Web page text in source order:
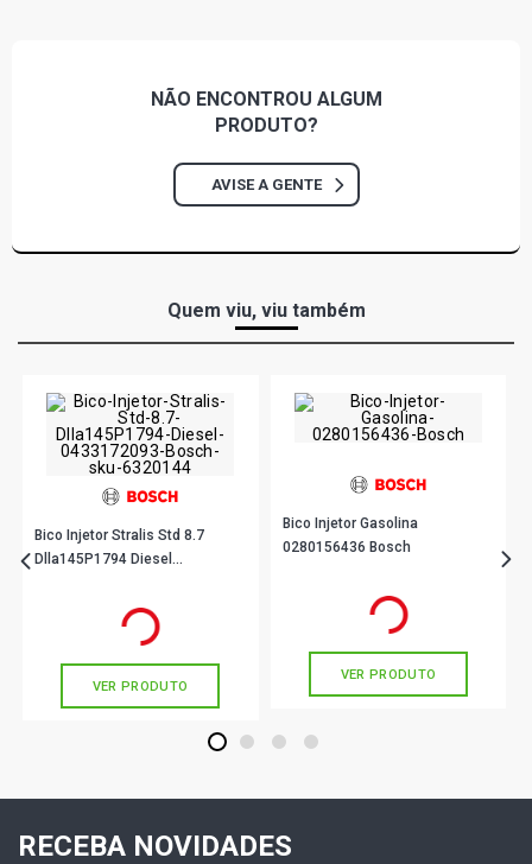
NÃO ENCONTROU ALGUM
PRODUTO?
AVISE A GENTE
Quem viu, viu também
Bico Injetor Stralis Std 8.7
Dlla145P1794 Diesel
em até 10x de
VER PRODUTO
Bico Injetor Gasolina
0280156436 Bosch
em até 6x de
VER PRODUTO
1 2 3 4
RECEBA NOVIDADES